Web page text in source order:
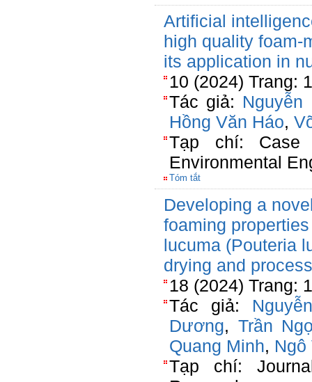
Artificial
high quality foam-
its application in
10 (2024) Trang:
Tác giả: Nguyễn
Hồng Văn Háo,
Tạp chí: Case
Environmental
Tóm tắt
Developing a
foaming
lucuma (Pouteria
drying and
18 (2024) Trang:
Tác giả:
Dương, Trần
Quang Minh, Ngô
Tạp chí: